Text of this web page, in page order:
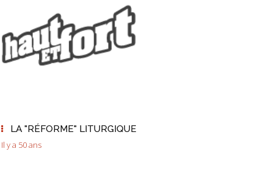
LA "RÉFORME" LITURGIQUE
Il y a 50 ans